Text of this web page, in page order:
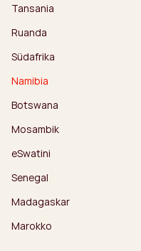
Tansania
Ruanda
Südafrika
Namibia
Botswana
Mosambik
eSwatini
Senegal
Madagaskar
Marokko